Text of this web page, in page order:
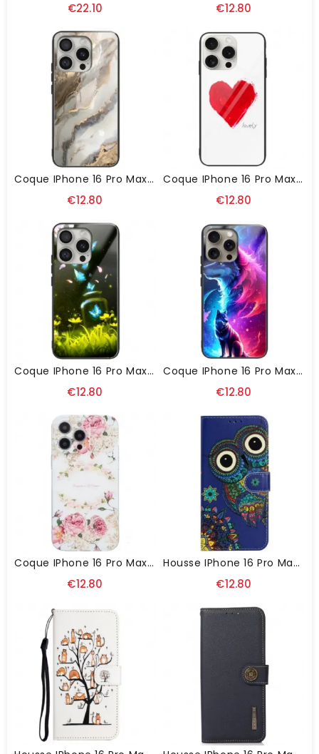
€22.10 €12.80
Coque IPhone 16 Pro Max Verre Trempé Marbre Alchimique
€12.80
Coque IPhone 16 Pro Max Verre Trempé Lovely
€12.80
Coque IPhone 16 Pro Max Verre Trempé Papillons En Bouteille
€12.80
Coque IPhone 16 Pro Max Verre Trempé Loup Étoilé
€12.80
Coque IPhone 16 Pro Max Roses
€12.80
Housse IPhone 16 Pro Max Chouette Bleue À Lanière
€12.80